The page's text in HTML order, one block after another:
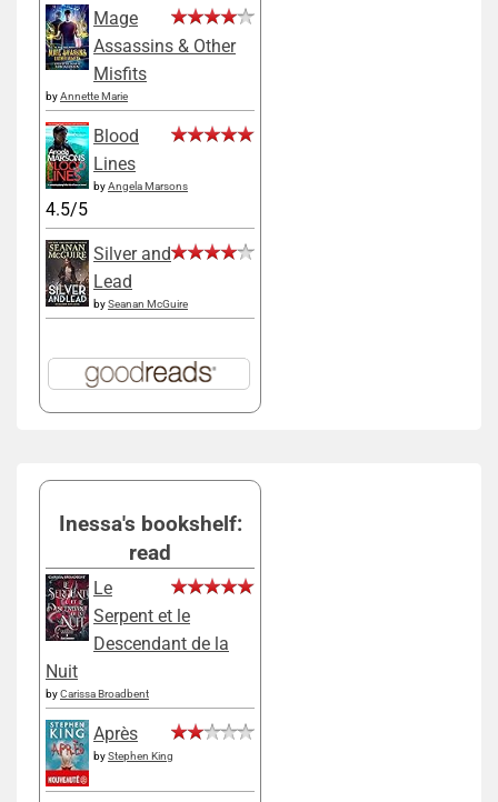
Mage
Assassins & Other
Misfits
byAnnette Marie
Blood
Lines
byAngela Marsons
4.5/5
Silver and
Lead
bySeanan McGuire
Inessa's bookshelf:
read
Le
Serpent et le
Descendant de la
Nuit
byCarissa Broadbent
Après
byStephen King